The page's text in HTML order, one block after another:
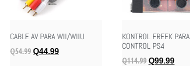
CABLE AV PARA WII/WIIU
Q54.99 Q44.99
KONTROL FREEK PARA
CONTROL PS4
Q114.99 Q99.99